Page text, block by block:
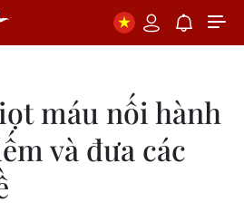
máu nối hành
và đưa các